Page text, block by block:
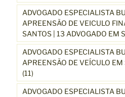
ADVOGADO ESPECIALISTA
APREENSÃO DE VEICULO
SANTOS | 13 ADVOGADO EM
ADVOGADO ESPECIALISTA
APREENSÃO DE VEÍCULO EM
(11)
ADVOGADO ESPECIALISTA